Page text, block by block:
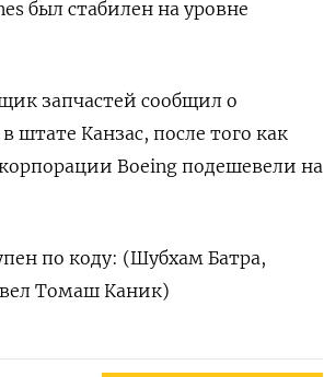
был стабилен на уровне
запчастей сообщил о
штате Канзас, после того как
Boeing подешевели на
по коду: (Шубхам Батра,
Томаш Каник)